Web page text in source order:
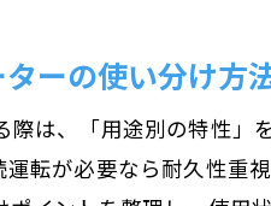
極数
モー
用
ーの使い分け方
は、「用途別の特性」
転が必要なら耐久性重